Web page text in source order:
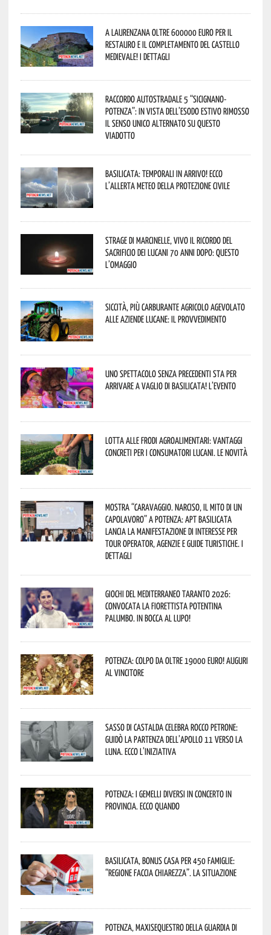
A Laurenzana oltre 600000 euro per il
restauro e il completamento del Castello
Medievale! I dettagli
Raccordo Autostradale 5 “Sicignano-
Potenza”: in vista dell’esodo estivo rimosso
il senso unico alternato su questo
viadotto
Basilicata: temporali in arrivo! Ecco
l’allerta meteo della Protezione civile
Strage di Marcinelle, vivo il ricordo del
sacrificio dei lucani 70 anni dopo: questo
l’omaggio
Siccità, più carburante agricolo agevolato
alle aziende lucane: il provvedimento
Uno spettacolo senza precedenti sta per
arrivare a Vaglio di Basilicata! L’evento
Lotta alle frodi agroalimentari: vantaggi
concreti per i consumatori lucani. Le novità
Mostra “Caravaggio. Narciso, il mito di un
capolavoro” a Potenza: APT Basilicata
lancia la manifestazione di interesse per
Tour Operator, Agenzie e Guide Turistiche. I
dettagli
Giochi del Mediterraneo Taranto 2026:
convocata la fiorettista potentina
Palumbo. In bocca al lupo!
Potenza: colpo da oltre 19000 Euro! Auguri
al vincitore
Sasso di Castalda celebra Rocco Petrone:
guidò la partenza dell’Apollo 11 verso la
Luna. Ecco l’iniziativa
Potenza: i Gemelli DiVersi in concerto in
provincia. Ecco quando
Basilicata, Bonus casa per 450 famiglie:
“Regione faccia chiarezza”. La situazione
Potenza, maxisequestro della Guardia di